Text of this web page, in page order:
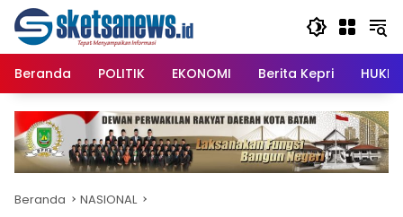
content
Langsung
konten
Beranda
POLITIK EKONOMI Berita Kepri
Beranda NASIONAL